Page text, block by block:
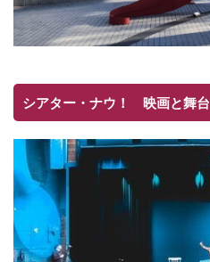
シアター・ナウ！ 映画と舞台